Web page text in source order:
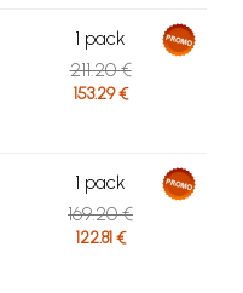
1 pack
211.20 €
153.29 €
1 pack
169.20 €
122.81 €